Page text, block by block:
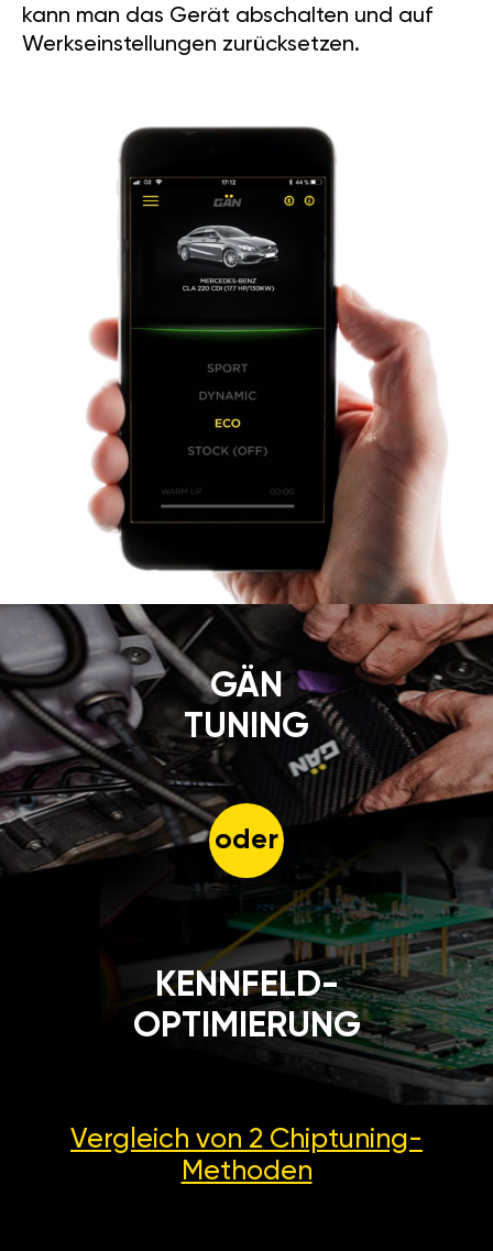
kann man das Gerät abschalten und auf
Werkseinstellungen zurücksetzen.
GÄN
TUNING
oder
KENNFELD-
OPTIMIERUNG
Vergleich von 2 Chiptuning-
Methoden